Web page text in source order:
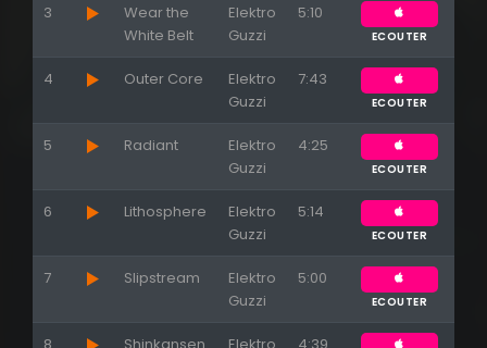
3
Wear the
White Belt
Elektro
Guzzi
5:10
ECOUTER
4 Outer Core
Elektro
Guzzi
7:43
ECOUTER
5 Radiant
Elektro
Guzzi
4:25
ECOUTER
6 Lithosphere
Elektro
Guzzi
5:14
ECOUTER
7 Slipstream
Elektro
Guzzi
5:00
ECOUTER
8 Shinkansen
Elektro
4:39